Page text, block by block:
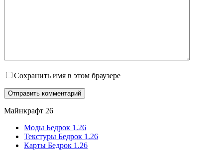
Сохранить имя в этом браузере
Майнкрафт 26
Моды Бедрок 1.26
Текстуры Бедрок 1.26
Карты Бедрок 1.26